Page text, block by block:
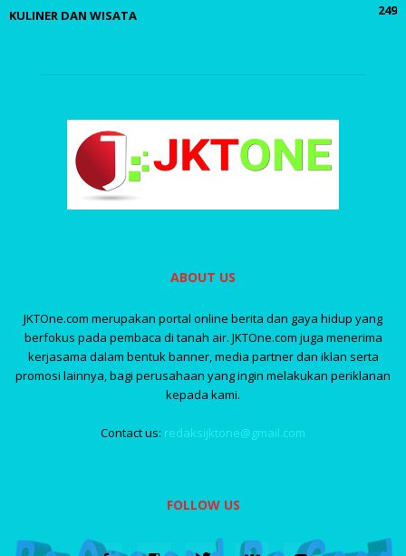
KULINER DAN WISATA
249
ABOUT US
JKTOne.com merupakan portal online berita dan gaya hidup yang
berfokus pada pembaca di tanah air. JKTOne.com juga menerima
kerjasama dalam bentuk banner, media partner dan iklan serta
promosi lainnya, bagi perusahaan yang ingin melakukan periklanan
kepada kami.
Contact us: redaksijktone@gmail.com
FOLLOW US